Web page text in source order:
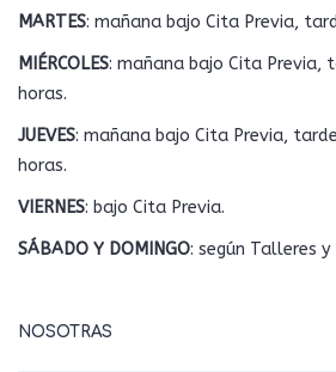
MARTES: mañana bajo Cita Previa,
MIÉRCOLES: mañana bajo Cita Previa,
horas.
JUEVES: mañana bajo Cita Previa,
horas.
VIERNES: bajo Cita Previa.
SÁBADO Y DOMINGO: según Talleres y
NOSOTRAS